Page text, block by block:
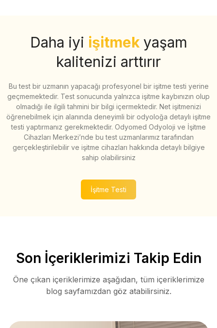
Daha iyi işitmek yaşam
kalitenizi arttırır
Bu test bir uzmanın yapacağı profesyonel bir işitme testi yerine
geçmemektedir. Test sonucunda yalnızca işitme kaybınızın olup
olmadığı ile ilgili tahmini bir bilgi içermektedir. Net işitmenizi
öğrenebilmek için alanında deneyimli bir odyoloğa detaylı işitme
testi yaptırmanız gerekmektedir. Odyomed Odyoloji ve İşitme
Cihazları Merkezi’nde bu test uzmanlarımız tarafından
gerçekleştirilebilir ve işitme cihazları hakkında detaylı bilgiye
sahip olabilirsiniz
İşitme Testi
Son İçeriklerimizi Takip Edin
Öne çıkan içeriklerimize aşağıdan, tüm içeriklerimize
blog sayfamızdan göz atabilirsiniz.